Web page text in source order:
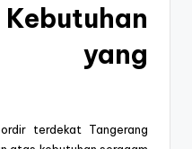
yang
terdekat Tangerang